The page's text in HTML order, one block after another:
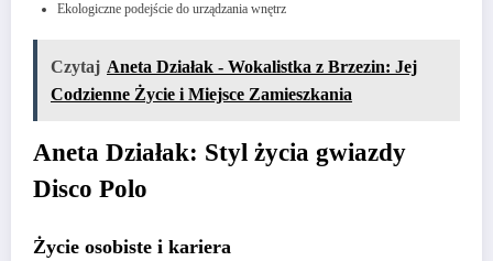
Ekologiczne podejście do urządzania wnętrz
Czytaj Aneta Działak - Wokalistka z Brzezin: Jej
Codzienne Życie i Miejsce Zamieszkania
Aneta Działak: Styl życia gwiazdy
Disco Polo
Życie osobiste i kariera